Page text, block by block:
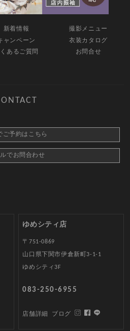
新着情報
撮影メニュー
ャンペーン
衣装カタログ
あるご質問
お問合せ
ご予約はこちら
でお問合わせ
ゆめシティ店
〒751-0869
山口県下関市伊倉新町3-1-1
ゆめシティ3F
083-250-6955
店舗詳細 ブログ